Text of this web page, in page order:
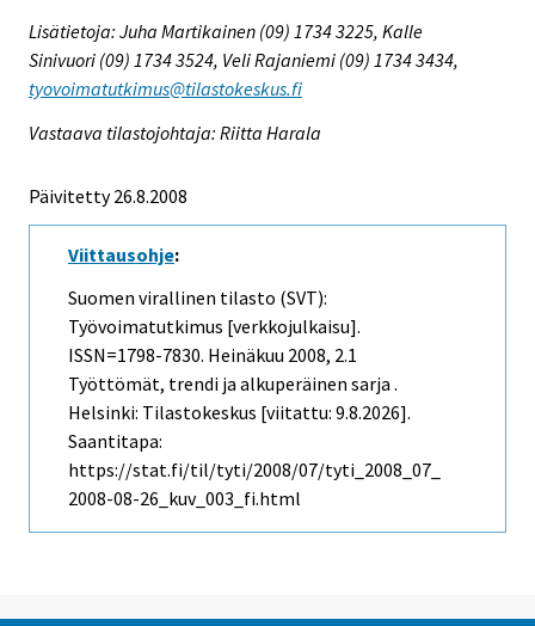
Lisätietoja: Juha Martikainen (09) 1734 3225, Kalle
Sinivuori (09) 1734 3524, Veli Rajaniemi (09) 1734 3434,
tyovoimatutkimus@tilastokeskus.fi
Vastaava tilastojohtaja: Riitta Harala
Päivitetty 26.8.2008
Viittausohje:
Suomen virallinen tilasto (SVT):
Työvoimatutkimus [verkkojulkaisu].
ISSN=1798-7830. Heinäkuu 2008, 2.1
Työttömät, trendi ja alkuperäinen sarja .
Helsinki: Tilastokeskus [viitattu: 9.8.2026].
Saantitapa:
https://stat.fi/til/tyti/2008/07/tyti_2008_07_
2008-08-26_kuv_003_fi.html